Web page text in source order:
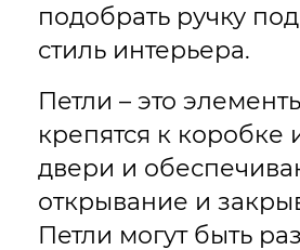
подобрать ручку
стиль интерьера.
Петли – это
крепятся к коробке
двери и
открывание и
Петли могут быть